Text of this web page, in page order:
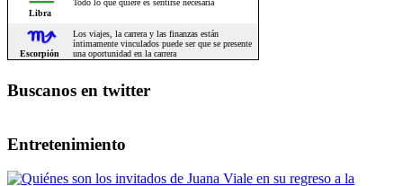
Buscanos en twitter
Entretenimiento